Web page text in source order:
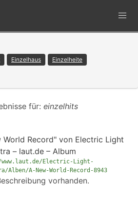
Einzelhaus
Einzelheite
für: einzelhits
World Record" von Electric Light
– laut.de – Album
Electric-Light-
Alben/A-New-World-Record-8943
vorhanden.